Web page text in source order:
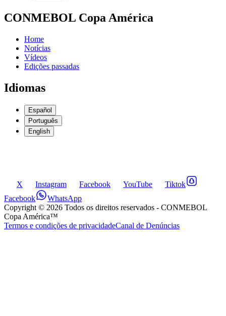
CONMEBOL Copa América
Home
Notícias
Vídeos
Edições passadas
Idiomas
Español
Português
English
X Instagram Facebook YouTube
Tiktok
Facebook
WhatsApp
Copyright © 2026 Todos os direitos reservados - CONMEBOL
Copa América™
Termos e condições de privacidadeCanal de Denúncias